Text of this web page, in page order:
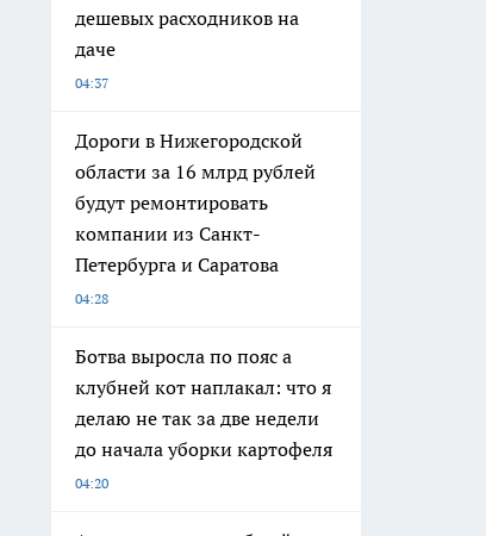
дешевых расходников на
даче
04:37
Дороги в Нижегородской
области за 16 млрд рублей
будут ремонтировать
компании из Санкт-
Петербурга и Саратова
04:28
Ботва выросла по пояс а
клубней кот наплакал: что я
делаю не так за две недели
до начала уборки картофеля
04:20